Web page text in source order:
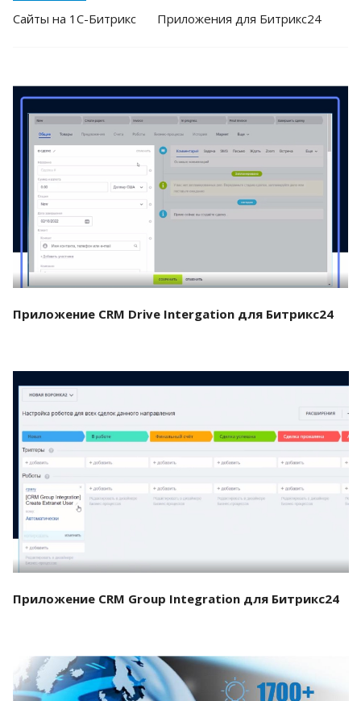
Cайты на 1С-Битрикс Приложения для Битрикс24
Смотреть проект
Приложение CRM Drive Intergation для Битрикс24
Смотреть проект
Приложение CRM Group Integration для Битрикс24